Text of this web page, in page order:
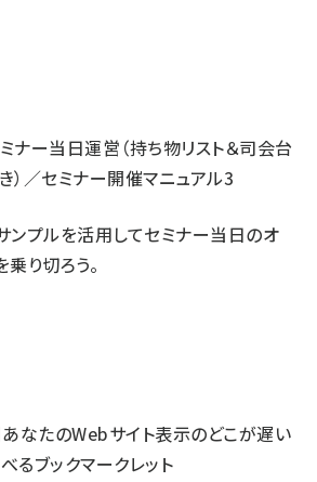
ナー当日運営（持ち物リスト＆司会台
）／セミナー開催マニュアル3
ンプルを活用してセミナー当日のオ
り切ろう。
あなたのWebサイト表示のどこが遅い
るブックマークレット